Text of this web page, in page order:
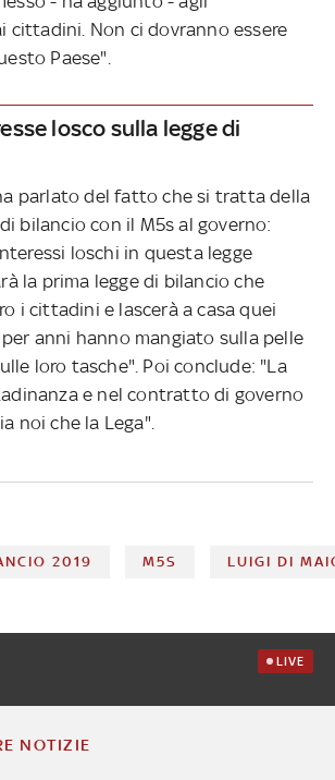
cittadini. Non ci dovranno essere
Paese".
losco sulla legge di
parlato del fatto che si tratta della
bilancio con il M5s al governo:
loschi in questa legge
la prima legge di bilancio che
i cittadini e lascerà a casa quei
anni hanno mangiato sulla pelle
loro tasche". Poi conclude: "La
e nel contratto di governo
noi che la Lega".
2019 M5S LUIGI DI
LIVE
NOTIZIE